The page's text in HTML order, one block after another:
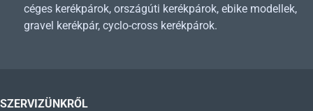
céges kerékpárok, országúti kerékpárok, ebike modellek,
gravel kerékpár, cyclo-cross kerékpárok.
SZERVIZÜNKRŐL